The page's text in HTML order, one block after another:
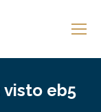
visto eb5